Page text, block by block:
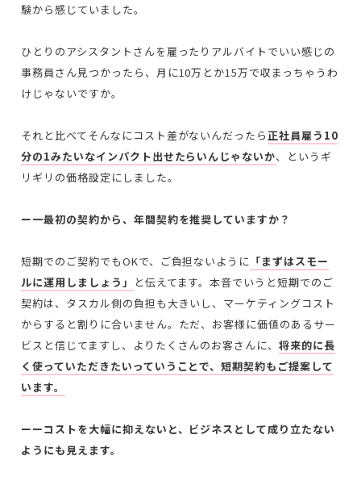
験から感じていました。
ひとりのアシスタントさんを雇ったりアルバイトでいい感じの
事務員さん見つかったら、月に10万とか15万で収まっちゃうわ
けじゃないですか。
それと比べてそんなにコスト差がないんだったら正社員雇う10
分の1みたいなインパクト出せたらいんじゃないか、というギ
リギリの価格設定にしました。
ー一最初の契約から、年間契約を推奨していますか？
短期でのご契約でもOKで、ご負担ないように 「まずはスモー
ルに運用しましょう」
と伝えてます。本音でいうと短期でのご
契約は、タスカル側の負担も大きいし、マーケティングコスト
からすると割りに合いません。ただ、お客様に価値のあるサー
ビスと信じてますし、よりたくさんのお客さんに、将来的に長
く使っていただきたいっていうことで、短期契約もご提案して
います。
ーーコストを大幅に抑えないと、ビジネスとして成り立たない
ようにも見えます。